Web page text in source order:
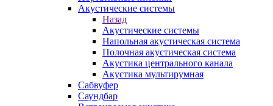
Акустические системы
Назад
Акустические системы
Напольная акустическая система
Полочная акустическая система
Акустика центрального канала
Акустика мультирумная
Сабвуфер
Саундбар